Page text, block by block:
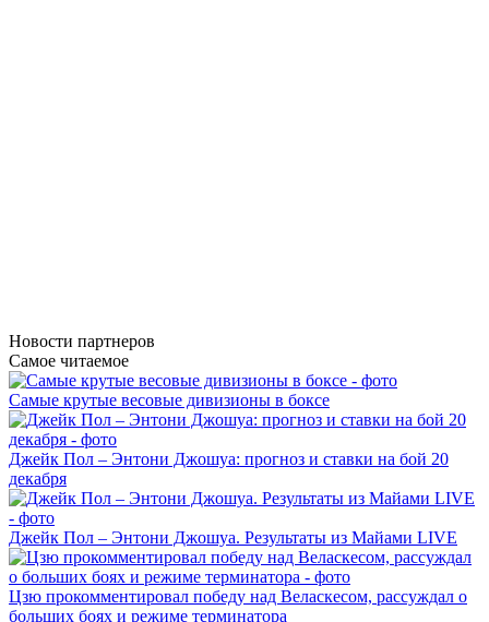
Новости партнеров
Самое читаемое
Самые крутые весовые дивизионы в боксе
Джейк Пол – Энтони Джошуа: прогноз и ставки на бой 20
декабря
Джейк Пол – Энтони Джошуа. Результаты из Майами LIVE
Цзю прокомментировал победу над Веласкесом, рассуждал о
больших боях и режиме терминатора